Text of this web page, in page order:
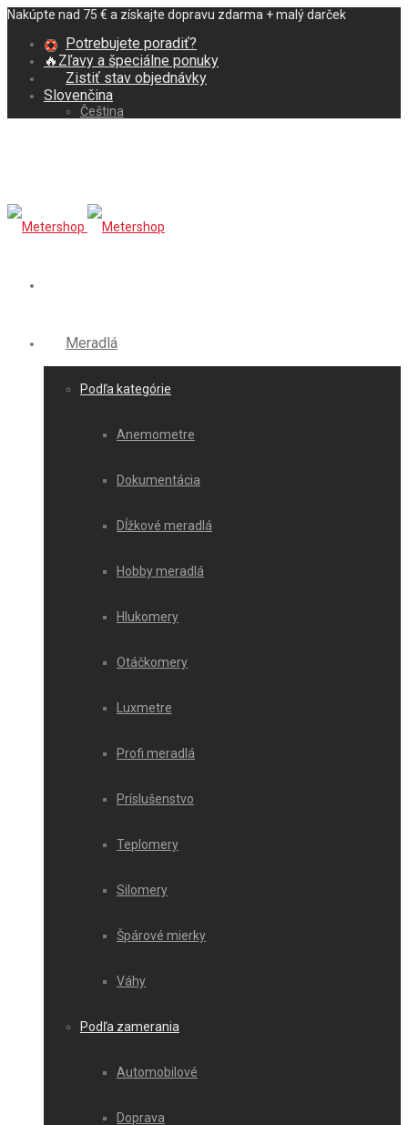
Nakúpte nad 75 € a získajte dopravu zdarma + malý darček
Potrebujete poradiť?
🔥Zľavy a špeciálne ponuky
Zistiť stav objednávky
Slovenčina
Čeština
Meradlá
Podľa kategórie
Anemometre
Dokumentácia
Dĺžkové meradlá
Hobby meradlá
Hlukomery
Otáčkomery
Luxmetre
Profi meradlá
Príslušenstvo
Teplomery
Silomery
Špárové mierky
Váhy
Podľa zamerania
Automobilové
Doprava